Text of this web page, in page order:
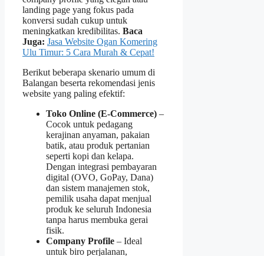
landing page yang fokus pada
konversi sudah cukup untuk
meningkatkan kredibilitas. Baca
Juga: Jasa Website Ogan Komering
Ulu Timur: 5 Cara Murah & Cepat!
Berikut beberapa skenario umum di
Balangan beserta rekomendasi jenis
website yang paling efektif:
Toko Online (E‑Commerce) –
Cocok untuk pedagang
kerajinan anyaman, pakaian
batik, atau produk pertanian
seperti kopi dan kelapa.
Dengan integrasi pembayaran
digital (OVO, GoPay, Dana)
dan sistem manajemen stok,
pemilik usaha dapat menjual
produk ke seluruh Indonesia
tanpa harus membuka gerai
fisik.
Company Profile – Ideal
untuk biro perjalanan,